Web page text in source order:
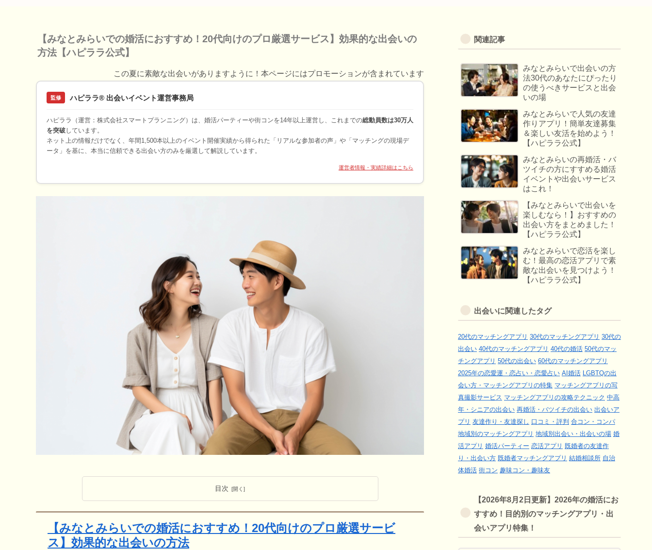
【みなとみらいでの婚活におすすめ！20代向けのプロ厳選サービス】効果的な出会いの
方法【ハピララ公式】
この夏に素敵な出会いがありますように！本ページにはプロモーションが含まれています
監修 ハピララ® 出会いイベント運営事務局
ハピララ（運営：株式会社スマートプランニング）は、婚活パーティーや街コンを14年以上運営し、これまでの総動員数は30万人
を突破 しています。
ネット上の情報だけでなく、年間1,500本以上のイベント開催実績から得られた「リアルな参加者の声」や「マッチングの現場デ
ータ」を基に、本当に信頼できる出会い方のみを厳選して解説しています。
運営者情報・実績詳細はこちら
目次
【みなとみらいでの婚活におすすめ！20代向けのプロ厳選サービ
ス】効果的な出会いの方法
関連記事
みなとみらいで出会いの方
法30代のあなたにぴったり
の使うべきサービスと出会
いの場
みなとみらいで人気の友達
作りアプリ！簡単友達募集
＆楽しい友活を始めよう！
【ハピララ公式】
みなとみらいの再婚活・バ
ツイチの方にすすめる婚活
イベントや出会いサービス
はこれ！
【みなとみらいで出会いを
楽しむなら！】おすすめの
出会い方をまとめました！
【ハピララ公式】
みなとみらいで恋活を楽し
む！最高の恋活アプリで素
敵な出会いを見つけよう！
【ハピララ公式】
出会いに関連したタグ
20代のマッチングアプリ 30代のマッチングアプリ 30代の
出会い 40代のマッチングアプリ 40代の婚活 50代のマッ
チングアプリ 50代の出会い 60代のマッチングアプリ
2025年の恋愛運・恋占い・恋愛占い AI婚活 LGBTQの出
会い方・マッチングアプリの特集 マッチングアプリの写
真撮影サービス マッチングアプリの攻略テクニック 中高
年・シニアの出会い 再婚活・バツイチの出会い 出会いア
プリ 友達作り・友達探し 口コミ・評判 合コン・コンパ
地域別のマッチングアプリ 地域別出会い・出会いの場 婚
活アプリ 婚活パーティー 恋活アプリ 既婚者の友達作
り・出会い方 既婚者マッチングアプリ 結婚相談所 自治
体婚活 街コン 趣味コン・趣味友
【2026年8月2日更新】2026年の婚活にお
すすめ！目的別のマッチングアプリ・出
会いアプリ特集！